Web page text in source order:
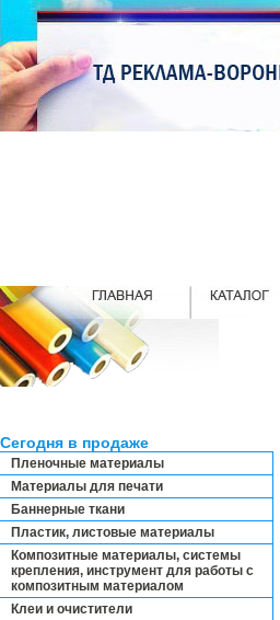
Сегодня в продаже
Пленочные материалы
Материалы для печати
Баннерные ткани
Пластик, листовые материалы
Композитные материалы, системы
крепления, инструмент для работы с
композитным материалом
Клеи и очистители